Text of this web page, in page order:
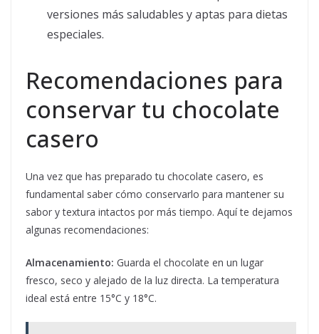
versiones más saludables y aptas para dietas
especiales.
Recomendaciones para
conservar tu chocolate
casero
Una vez que has preparado tu chocolate casero, es
fundamental saber cómo conservarlo para mantener su
sabor y textura intactos por más tiempo. Aquí te dejamos
algunas recomendaciones:
Almacenamiento: Guarda el chocolate en un lugar
fresco, seco y alejado de la luz directa. La temperatura
ideal está entre 15°C y 18°C.